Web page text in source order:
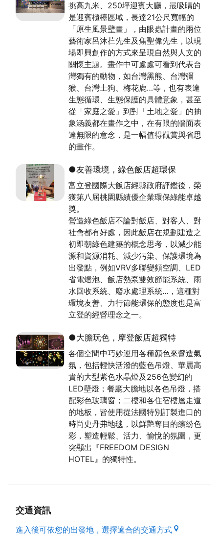
挑高九米、250坪迎賓大廳，最吸睛的
是迎賓櫃檯區域，長達21公尺寬幅的
「原生風景壁畫」，由眼蟲計畫的兩位
藝術家呂沐芢先生及焦聖偉先生，以現
場即興創作的方式來呈現自然與人文的
關懷主題。畫作中可處處可看到代表台
灣獨有的動物，如台灣黑熊、台灣彌
猴、台灣土狗、梅花鹿…等，也有表達
生態循環、生態保護的具體意象，甚至
從「家庭之愛」到對「土地之愛」的抽
象涵義都在畫作之中，在有限的牆面表
達無限的意念，是一幅值得觀賞與省思
的畫作。
●友善環境，綠色飯店超環保
富立登國際大飯店經縣政府評鑑後，榮
獲第八屆桃園縣績優企業環保綠能卓越
獎。
營造綠色飯店不論對飯店、對客人、對
社會都有好處，因此飯店在規劃建造之
初即朝綠色建築的概念思考，以減少能
源和資源消耗、減少污染、保護環境為
出發點，例如VRV多聯變頻空調、LED
省電燈泡、飯店熱泵雙效節能系統、雨
水回收系統、廢水處理系統…，這種對
環境友善、力行節能環保的態度也是富
立登的經營理念之一。
●大膽玩色，摩登飯店超獨特
各個空間中巧妙運用各種顏色來營造氣
氛，包括輕快活潑的藍色吊燈、華麗高
貴的大型紫色水晶燈及256色變幻的
LED壁燈；餐廳大膽地以各色吊燈，搭
配彩色玻璃窗；二樓和各住宿樓層走道
的地板，皆使用從法國特別訂製進口的
時尚史丹弗地毯，以鮮艷奪目的繽紛色
彩，塑造輕鬆、活力、愉悅的氛圍，更
突顯出『FREEDOM DESIGN
HOTEL』的獨特性。
交通資訊
進入後可依您的出發地，選擇適合的交通方式